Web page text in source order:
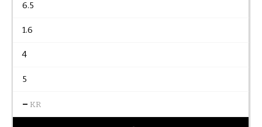
6.5
1.6
4
5
– KR